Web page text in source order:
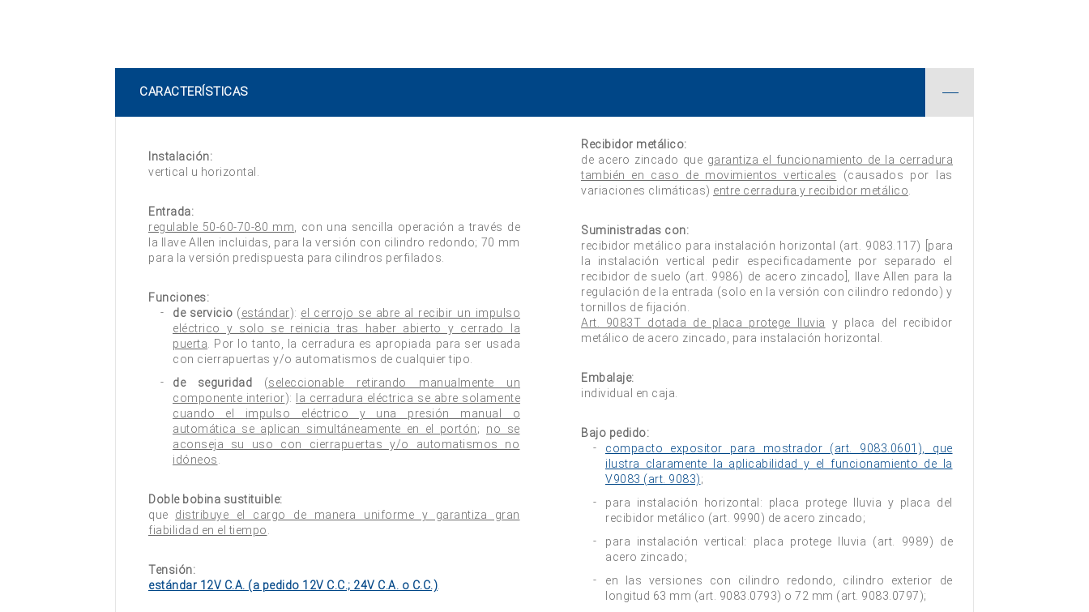
CARACTERÍSTICAS
Instalación:
vertical u horizontal.
Entrada:
regulable 50-60-70-80 mm , con una sencilla operación a través de
la llave Allen incluidas, para la versión con cilindro redondo; 70 mm
para la versión predispuesta para cilindros perfilados.
Funciones:
de servicio (estándar): el cerrojo se abre al recibir un impulso
eléctrico y solo se reinicia tras haber abierto y cerrado la
puerta . Por lo tanto, la cerradura es apropiada para ser usada
con cierrapuertas y/o automatismos de cualquier tipo.
de seguridad
(seleccionable retirando manualmente un
componente interior):
la cerradura eléctrica se abre solamente
cuando el impulso eléctrico y una presión manual o
automática se aplican simultáneamente en el portón; no se
aconseja su uso con cierrapuertas y/o automatismos no
idóneos
Doble bobina sustituible:
que distribuye el cargo de manera uniforme y garantiza gran
fiabilidad en el tiempo
Tensión:
estándar 12V C.A. (a pedido 12V C.C.; 24V C.A. o C.C.)
Recibidor metálico:
de acero zincado que garantiza el funcionamiento de la cerradura
también en caso de movimientos verticales (causados por las
variaciones climáticas) entre cerradura y recibidor metálico
Suministradas con:
recibidor metálico para instalación horizontal (art. 9083.117) [para
la instalación vertical pedir especificadamente por separado el
recibidor de suelo (art. 9986) de acero zincado], llave Allen para la
regulación de la entrada (solo en la versión con cilindro redondo) y
tornillos de fijación.
Art. 9083T dotada de placa protege lluvia y placa del recibidor
metálico de acero zincado, para instalación horizontal.
Embalaje:
individual en caja.
Bajo pedido:
compacto expositor para mostrador (art. 9083.0601), que
ilustra claramente la aplicabilidad y el funcionamiento de la
V9083 (art. 9083);
para instalación horizontal: placa protege lluvia y placa del
recibidor metálico (art. 9990) de acero zincado;
para instalación vertical: placa protege lluvia (art. 9989) de
acero zincado;
en las versiones con cilindro redondo, cilindro exterior de
longitud 63 mm (art. 9083.0793) o 72 mm (art. 9083.0797);